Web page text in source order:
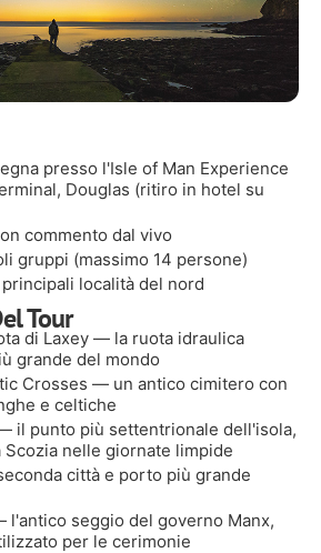
presso l'Isle of Man Experience
Douglas (ritiro in hotel su
commento dal vivo
gruppi (massimo 14 persone)
località del nord
Tour
di Laxey — la ruota idraulica
grande del mondo
Crosses — un antico cimitero con
e celtiche
il punto più settentrionale dell'isola,
Scozia nelle giornate limpide
città e porto più grande
l'antico seggio del governo Manx,
per le cerimonie